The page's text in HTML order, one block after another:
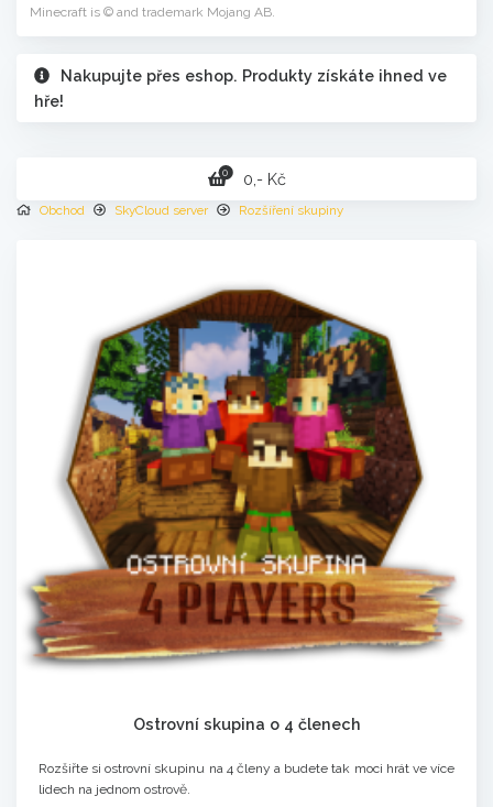
Minecraft is © and trademark Mojang AB.
Nakupujte přes eshop. Produkty získáte ihned ve
hře!
0 0,- Kč
Obchod SkyCloud server Rozšíření skupiny
Ostrovní skupina o 4 členech
Rozšiřte si ostrovní skupinu na 4 členy a budete tak moci hrát ve více
lidech na jednom ostrově.